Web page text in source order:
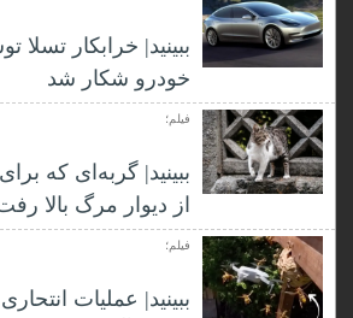
ببینید| خرابکار تسلا
خودرو شکار شد
فیلم؛
ببینید| گربه‌ای که
از دیوار مرگ بالا رفت
فیلم؛
ببینید| عملیات انتحاری